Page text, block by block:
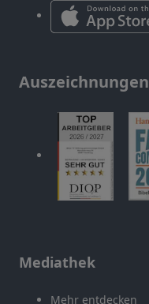
Auszeichnungen
Mediathek
Mehr entdecken